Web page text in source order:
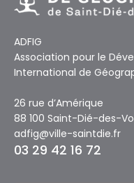
ADFIG
Association pour le
International de
26 rue d’Amérique
88 100 Saint-Dié-des-
adfig@ville-saintdie.fr
03 29 42 16 72